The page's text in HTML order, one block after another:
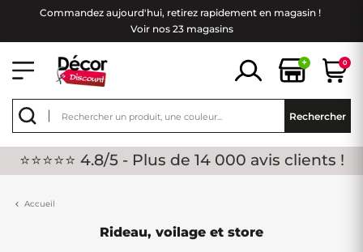
Commandez aujourd'hui, retirez rapidement en magasin !
Voir nos 23 magasins
+ 0
Rechercher
⭐⭐⭐⭐⭐ 4.8/5 - Plus de 14 000 avis clients !
Accueil
Rideau, voilage et store